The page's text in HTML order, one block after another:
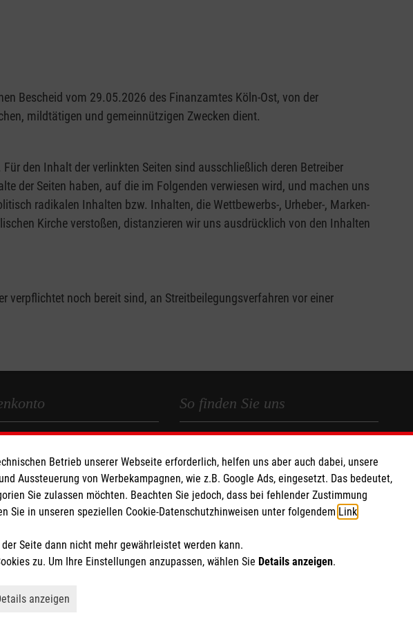
Bescheid vom 29.05.2026 des Finanzamtes Köln-Ost, von der
mildtätigen und gemeinnützigen Zwecken dient.
den Inhalt der verlinkten Seiten sind ausschließlich deren Betreiber
der Seiten haben, auf die im Folgenden verwiesen wird, und machen uns
radikalen Inhalten bzw. Inhalten, die Wettbewerbs-, Urheber-, Marken-
Kirche verstoßen, distanzieren wir uns ausdrücklich von den Inhalten
verpflichtet noch bereit sind, an Streitbeilegungsverfahren vor einer
Drensteinfurt
Bank für Kirche und Caritas eG
So finden Sie uns
48317 Drensteinfurt
Telefon: 02508 8880
Email: info.drensteinfurt@malteser.org
Betrieb unserer Webseite erforderlich, helfen uns aber auch dabei, unsere
Aussteuerung von Werbekampagnen, wie z.B. Google Ads, eingesetzt. Das bedeutet,
Sie zulassen möchten. Beachten Sie jedoch, dass bei fehlender Zustimmung
in unseren speziellen Cookie-Datenschutzhinweisen unter folgendem Link
Seite dann nicht mehr gewährleistet werden kann.
zu. Um Ihre Einstellungen anzupassen, wählen Sie Details anzeigen.
ab
Cookies einschließlich Marketing und Analyse
anzeigen